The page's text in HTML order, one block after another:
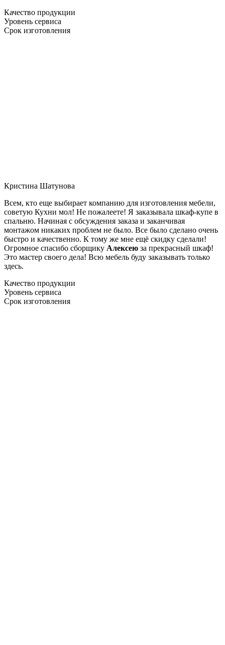
Качество продукции
Уровень сервиса
Срок изготовления
Кристина Шатунова
Всем, кто еще выбирает компанию для изготовления мебели,
советую Кухни мол! Не пожалеете! Я заказывала шкаф-купе в
спальню. Начиная с обсуждения заказа и заканчивая
монтажом никаких проблем не было. Все было сделано очень
быстро и качественно. К тому же мне ещё скидку сделали!
Огромное спасибо сборщику Алексею за прекрасный шкаф!
Это мастер своего дела! Всю мебель буду заказывать только
здесь.
Качество продукции
Уровень сервиса
Срок изготовления